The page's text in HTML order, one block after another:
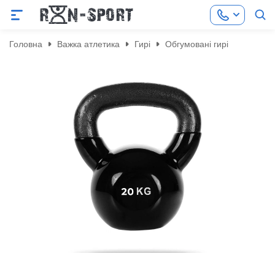
Головна Важка атлетика Гирі Обгумовані гирі